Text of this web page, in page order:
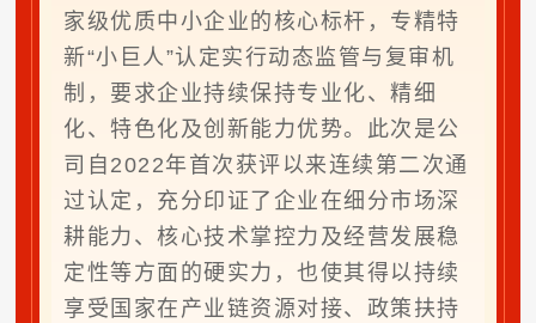
家级优质中小企业的核心标杆，专精特
新“小巨人”认定实行动态监管与复审机
制，要求企业持续保持专业化、精细
化、特色化及创新能力优势。此次是公
司自2022年首次获评以来连续第二次通
过认定，充分印证了企业在细分市场深
耕能力、核心技术掌控力及经营发展稳
定性等方面的硬实力，也使其得以持续
享受国家在产业链资源对接、政策扶持